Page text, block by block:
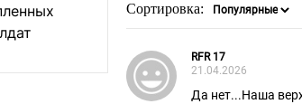
Сортировка:
RFR 17
21.04.2026
Да нет...Наша